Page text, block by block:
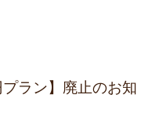
ラン】廃止のお知